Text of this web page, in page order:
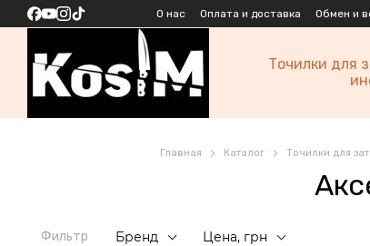
Перейти к основному контенту
О нас Оплата и доставка Обмен и
Точилки для
Главная Каталог Точилки для
Фильтр Бренд Цена, грн